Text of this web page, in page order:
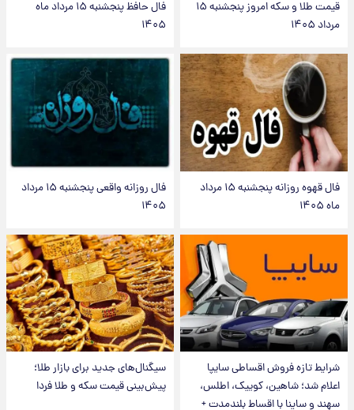
قیمت طلا و سکه امروز پنجشنبه ۱۵
مرداد ۱۴۰۵
فال حافظ پنجشنبه ۱۵ مرداد ماه
۱۴۰۵
فال قهوه روزانه پنجشنبه ۱۵ مرداد
ماه ۱۴۰۵
فال روزانه واقعی پنجشنبه ۱۵ مرداد
۱۴۰۵
شرایط تازه فروش اقساطی سایپا
اعلام شد؛ شاهین، کوییک، اطلس،
سهند و ساینا با اقساط بلندمدت +
سیگنال‌های جدید برای بازار طلا؛
پیش‌بینی قیمت سکه و طلا فردا